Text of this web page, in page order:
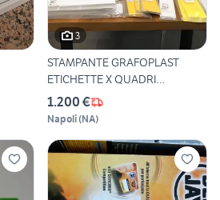
3
STAMPANTE GRAFOPLAST
ETICHETTE X QUADRI
ELETTRICI
1.200 €
Napoli(NA)